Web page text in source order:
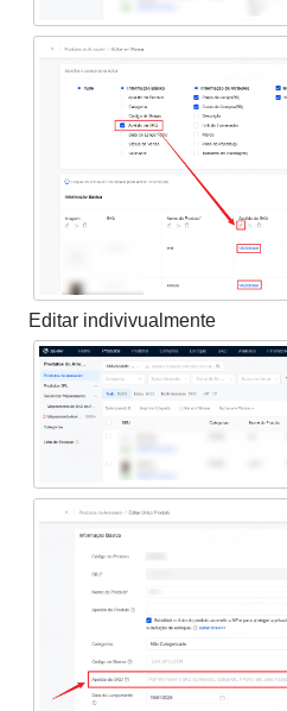
Editar indivivualmente